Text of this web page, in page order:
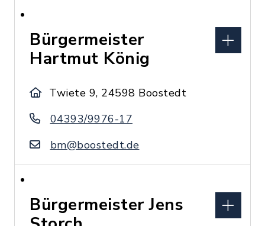
Bürgermeister
Hartmut König
Twiete 9, 24598 Boostedt
04393/9976-17
bm@boostedt.de
Bürgermeister Jens